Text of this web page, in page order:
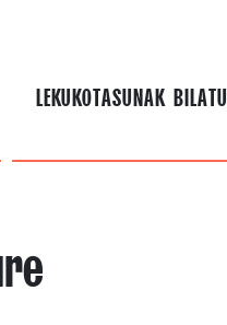
LEKUKOTASUNAK BILATU